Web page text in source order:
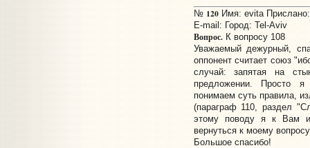
№ 120Имя: evita Прислано:
E-mail: Город: Tel-Aviv
Вопрос.К вопросу 108
Уважаемый дежурный,
оппонент считает союз
случай: запятая на
предложении. Просто
понимаем суть правила,
(параграф 110, раздел
этому поводу я к Вам
вернуться к моему
Большое спасибо!